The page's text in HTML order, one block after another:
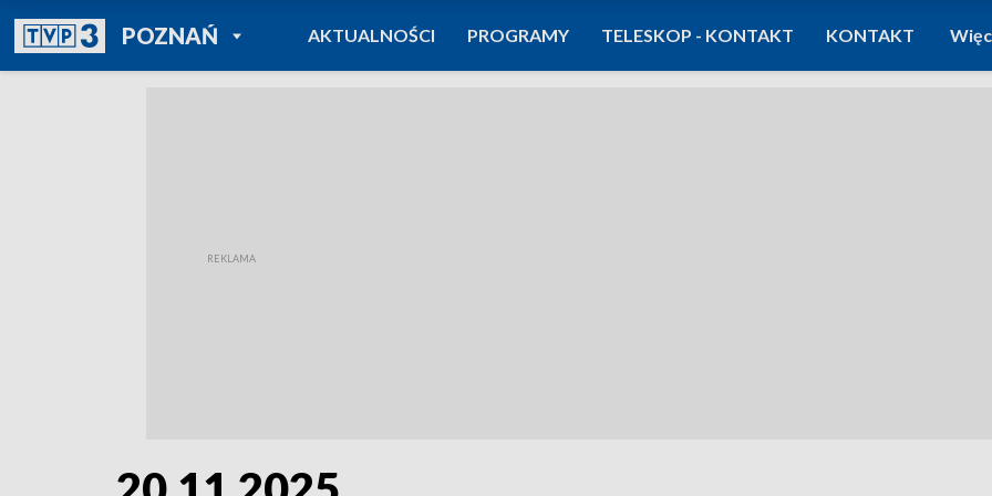
POZNAŃPOWRÓT DO
TVP REGIONY
AKTUALNOŚCI PROGRAMY TELESKOP - KONTAKT KONTAKT